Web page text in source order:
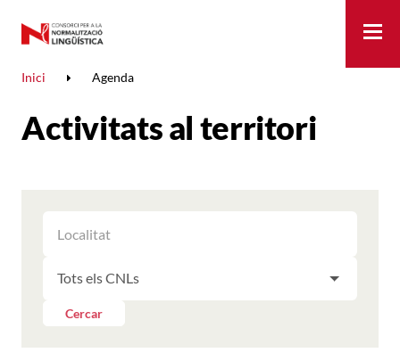
Inici Agenda
Activitats al territori
ELS
RESULTATS
LES
PER
LES
Cercar